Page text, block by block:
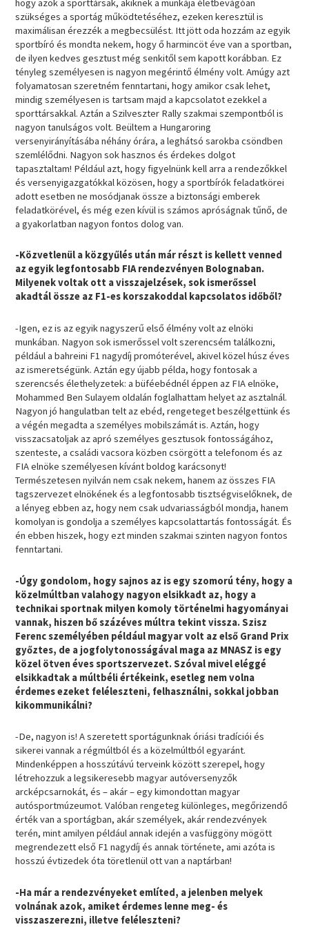
hogy azok a sporttársak, akiknek a munkája életbevágóan
szükséges a sportág működtetéséhez, ezeken keresztül is
maximálisan érezzék a megbecsülést. Itt jött oda hozzám az egyik
sportbíró és mondta nekem, hogy ő harmincöt éve van a sportban,
de ilyen kedves gesztust még senkitől sem kapott korábban. Ez
tényleg személyesen is nagyon megérintő élmény volt. Amúgy azt
folyamatosan szeretném fenntartani, hogy amikor csak lehet,
mindig személyesen is tartsam majd a kapcsolatot ezekkel a
sporttársakkal. Aztán a Szilveszter Rally szakmai szempontból is
nagyon tanulságos volt. Beültem a Hungaroring
versenyirányításába néhány órára, a leghátsó sarokba csöndben
szemlélődni. Nagyon sok hasznos és érdekes dolgot
tapasztaltam! Például azt, hogy figyelnünk kell arra a rendezőkkel
és versenyigazgatókkal közösen, hogy a sportbírók feladatkörei
adott esetben ne mosódjanak össze a biztonsági emberek
feladatkörével, és még ezen kívül is számos apróságnak tűnő, de
a gyakorlatban nagyon fontos dolog van.
-Közvetlenül a közgyűlés után már részt is kellett venned
az egyik legfontosabb FIA rendezvényen Bolognaban.
Milyenek voltak ott a visszajelzések, sok ismerőssel
akadtál össze az F1-es korszakoddal kapcsolatos időből?
-Igen, ez is az egyik nagyszerű első élmény volt az elnöki
munkában. Nagyon sok ismerőssel volt szerencsém találkozni,
például a bahreini F1 nagydíj promóterével, akivel közel húsz éves
az ismeretségünk. Aztán egy újabb példa, hogy fontosak a
szerencsés élethelyzetek: a büféebédnél éppen az FIA elnöke,
Mohammed Ben Sulayem oldalán foglalhattam helyet az asztalnál.
Nagyon jó hangulatban telt az ebéd, rengeteget beszélgettünk és
a végén megadta a személyes mobilszámát is. Aztán, hogy
visszacsatoljak az apró személyes gesztusok fontosságához,
szenteste, a családi vacsora közben csörgött a telefonom és az
FIA elnöke személyesen kívánt boldog karácsonyt!
Természetesen nyilván nem csak nekem, hanem az összes FIA
tagszervezet elnökének és a legfontosabb tisztségviselőknek, de
a lényeg ebben az, hogy nem csak udvariasságból mondja, hanem
komolyan is gondolja a személyes kapcsolattartás fontosságát. És
én ebben hiszek, hogy ezt minden szakmai szinten nagyon fontos
fenntartani.
-Úgy gondolom, hogy sajnos az is egy szomorú tény, hogy a
közelmúltban valahogy nagyon elsikkadt az, hogy a
technikai sportnak milyen komoly történelmi hagyományai
vannak, hiszen bő százéves múltra tekint vissza. Szisz
Ferenc személyében például magyar volt az első Grand Prix
győztes, de a jogfolytonosságával maga az MNASZ is egy
közel ötven éves sportszervezet. Szóval mivel eléggé
elsikkadtak a múltbéli értékeink, esetleg nem volna
érdemes ezeket feléleszteni, felhasználni, sokkal jobban
kikommunikálni?
-De, nagyon is! A szeretett sportágunknak óriási tradíciói és
sikerei vannak a régmúltból és a közelmúltból egyaránt.
Mindenképpen a hosszútávú terveink között szerepel, hogy
létrehozzuk a legsikeresebb magyar autóversenyzők
arcképcsarnokát, és – akár – egy kimondottan magyar
autósportmúzeumot. Valóban rengeteg különleges, megőrizendő
érték van a sportágban, akár személyek, akár rendezvények
terén, mint amilyen például annak idején a vasfüggöny mögött
megrendezett első F1 nagydíj és annak története, ami azóta is
hosszú évtizedek óta töretlenül ott van a naptárban!
-Ha már a rendezvényeket említed, a jelenben melyek
volnának azok, amiket érdemes lenne meg- és
visszaszerezni, illetve feléleszteni?